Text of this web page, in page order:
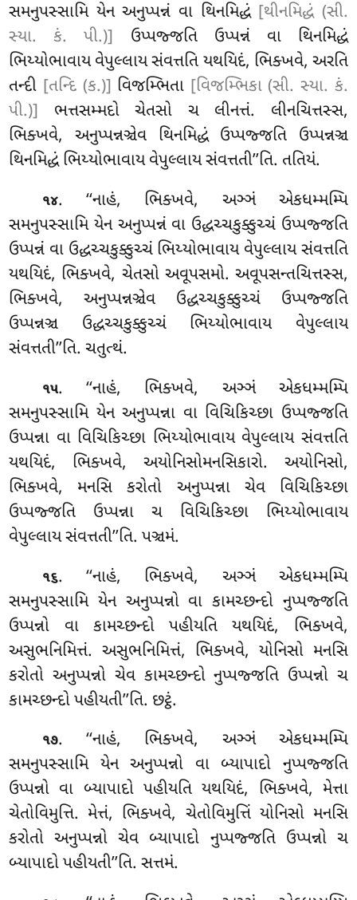
સમનુપસ્સામિ યેન અનુપ્પન્નં વા થિનમિદ્ધં [થીનમિદ્ધં (સી.
સ્યા. કં. પી.)]
ઉપ્પજ્જતિ ઉપ્પન્નં વા થિનમિદ્ધં
ભિય્યોભાવાય વેપુલ્લાય સંવત્તતિ યથયિદં, ભિક્ખવે, અરતિ
તન્દી [તન્દિ (ક.)] વિજમ્ભિતા [વિજમ્ભિકા (સી. સ્યા. કં.
પી.)]
ભત્તસમ્મદો ચેતસો ચ લીનત્તં. લીનચિત્તસ્સ,
ભિક્ખવે, અનુપ્પન્નઞ્ચેવ થિનમિદ્ધં ઉપ્પજ્જતિ ઉપ્પન્નઞ્ચ
થિનમિદ્ધં ભિય્યોભાવાય વેપુલ્લાય સંવત્તતી’’તિ. તતિયં.
૧૪. ‘‘નાહં, ભિક્ખવે, અઞ્ઞં એકધમ્મમ્પિ
સમનુપસ્સામિ યેન અનુપ્પન્નં વા ઉદ્ધચ્ચકુક્કુચ્ચં ઉપ્પજ્જતિ
ઉપ્પન્નં વા ઉદ્ધચ્ચકુક્કુચ્ચં ભિય્યોભાવાય વેપુલ્લાય સંવત્તતિ
યથયિદં, ભિક્ખવે, ચેતસો અવૂપસમો. અવૂપસન્તચિત્તસ્સ,
ભિક્ખવે, અનુપ્પન્નઞ્ચેવ ઉદ્ધચ્ચકુક્કુચ્ચં ઉપ્પજ્જતિ
ઉપ્પન્નઞ્ચ ઉદ્ધચ્ચકુક્કુચ્ચં ભિય્યોભાવાય વેપુલ્લાય
સંવત્તતી’’તિ. ચતુત્થં.
૧૫. ‘‘નાહં, ભિક્ખવે, અઞ્ઞં એકધમ્મમ્પિ
સમનુપસ્સામિ યેન અનુપ્પન્ના વા વિચિકિચ્છા ઉપ્પજ્જતિ
ઉપ્પન્ના વા વિચિકિચ્છા ભિય્યોભાવાય વેપુલ્લાય સંવત્તતિ
યથયિદં, ભિક્ખવે, અયોનિસોમનસિકારો. અયોનિસો,
ભિક્ખવે, મનસિ કરોતો અનુપ્પન્ના ચેવ વિચિકિચ્છા
ઉપ્પજ્જતિ ઉપ્પન્ના ચ વિચિકિચ્છા ભિય્યોભાવાય
વેપુલ્લાય સંવત્તતી’’તિ. પઞ્ચમં.
૧૬. ‘‘નાહં, ભિક્ખવે, અઞ્ઞં એકધમ્મમ્પિ
સમનુપસ્સામિ યેન અનુપ્પન્નો વા કામચ્છન્દો નુપ્પજ્જતિ
ઉપ્પન્નો વા કામચ્છન્દો પહીયતિ યથયિદં, ભિક્ખવે,
અસુભનિમિત્તં. અસુભનિમિત્તં, ભિક્ખવે, યોનિસો મનસિ
કરોતો અનુપ્પન્નો ચેવ કામચ્છન્દો નુપ્પજ્જતિ ઉપ્પન્નો ચ
કામચ્છન્દો પહીયતી’’તિ. છટ્ઠં.
૧૭. ‘‘નાહં, ભિક્ખવે, અઞ્ઞં એકધમ્મમ્પિ
સમનુપસ્સામિ યેન અનુપ્પન્નો વા બ્યાપાદો નુપ્પજ્જતિ
ઉપ્પન્નો વા બ્યાપાદો પહીયતિયથયિદં, ભિક્ખવે, મેત્તા
ચેતોવિમુત્તિ. મેત્તં, ભિક્ખવે, ચેતોવિમુત્તિં યોનિસો મનસિ
કરોતો અનુપ્પન્નો ચેવ બ્યાપાદો નુપ્પજ્જતિ ઉપ્પન્નો ચ
બ્યાપાદો પહીયતી’’તિ. સત્તમં.